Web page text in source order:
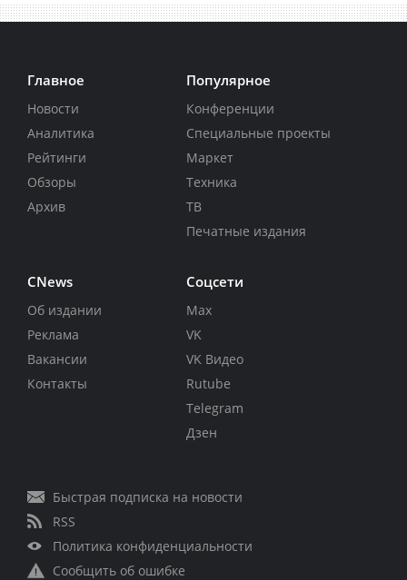
Главное
Новости
Аналитика
Рейтинги
Обзоры
Архив
Популярное
Конференции
Специальные проекты
Маркет
Техника
ТВ
Печатные издания
CNews
Об издании
Реклама
Вакансии
Контакты
Соцсети
Max
VK
VK Видео
Rutube
Telegram
Дзен
Быстрая подписка на новости
RSS
Политика конфиденциальности
Сообщить об ошибке